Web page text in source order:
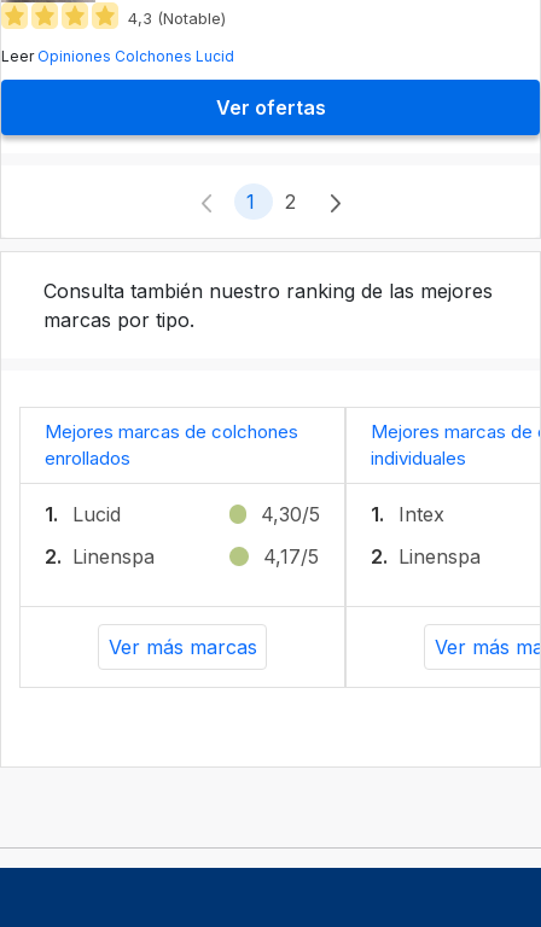
4,3 (Notable)
LeerOpiniones Colchones Lucid
Ver ofertas
1 2
Consulta también nuestro ranking de las mejores
marcas por tipo.
Mejores marcas de colchones
enrollados
1. Lucid
4,30/5
2. Linenspa 4,17/5
Ver más marcas
Mejores marcas de
individuales
1.
Intex
2. Linenspa
Ver más